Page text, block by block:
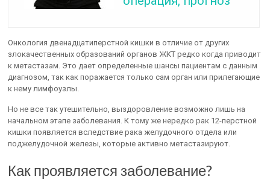
Онкология двенадцатиперстной кишки в отличие от других
злокачественных образований органов ЖКТ редко когда приводит
к метастазам. Это дает определенные шансы пациентам с данным
диагнозом, так как поражается только сам орган или прилегающие
к нему лимфоузлы.
Но не все так утешительно, выздоровление возможно лишь на
начальном этапе заболевания. К тому же нередко рак 12-перстной
кишки появляется вследствие рака желудочного отдела или
поджелудочной железы, которые активно метастазируют.
Как проявляется заболевание?